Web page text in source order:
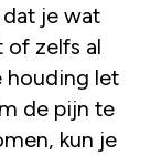
je wat
of zelfs al
houding let
de pijn te
kun je